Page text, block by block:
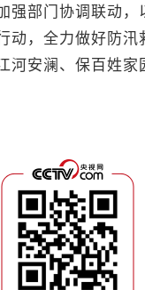
强部门协调联动，
动，全力做好防汛
河安澜、保百姓家